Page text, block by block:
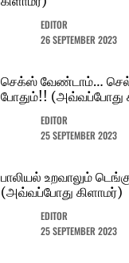
EDITOR
26 SEPTEMBER 2023
செக்ஸ் வேண்டாம்…
போதும்!! (அவ்வப்போது
EDITOR
25 SEPTEMBER 2023
பாலியல் உறவாலும்
(அவ்வப்போது கிளாமர்)
EDITOR
25 SEPTEMBER 2023